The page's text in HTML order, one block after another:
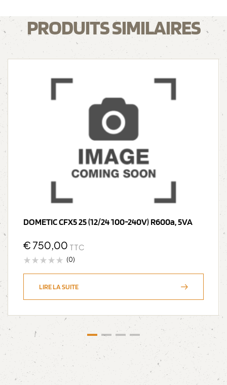
PRODUITS SIMILAIRES
DOMETIC CFX5 25 (12/24 100-240V) R600a, 5VA
€ 750,00 TTC
(0)
LIRE LA SUITE